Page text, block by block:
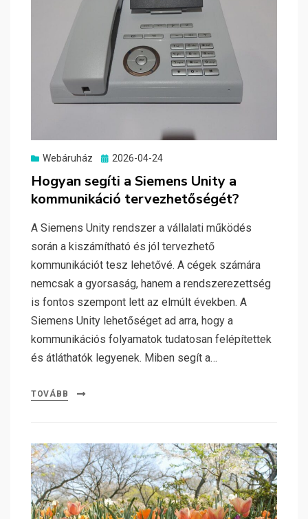
Webáruház
Posted
2026-04-24
Hogyan segíti a Siemens Unity a
kommunikáció tervezhetőségét?
A Siemens Unity rendszer a vállalati működés
során a kiszámítható és jól tervezhető
kommunikációt tesz lehetővé. A cégek számára
nemcsak a gyorsaság, hanem a rendszerezettség
is fontos szempont lett az elmúlt években. A
Siemens Unity lehetőséget ad arra, hogy a
kommunikációs folyamatok tudatosan felépítettek
és átláthatók legyenek. Miben segít a…
TOVÁBB